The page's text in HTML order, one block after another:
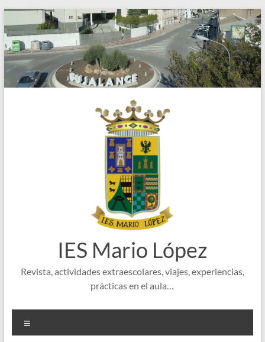
Saltar
al
contenido
IES Mario López
Revista, actividades extraescolares, viajes, experiencias,
prácticas en el aula…